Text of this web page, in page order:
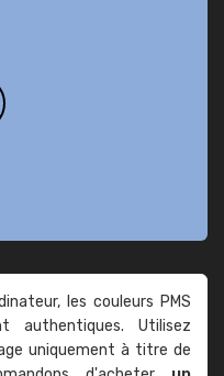
les couleurs PMS
authentiques. Utilisez
uniquement à titre de